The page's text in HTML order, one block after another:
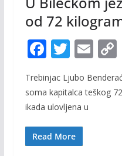
od 72
F
e
b
o
o
T
w
itt
er
E
m
ai
C
o
Trebinjac Ljubo
soma kapitalca teškog
ikada ulovljena u
Read More